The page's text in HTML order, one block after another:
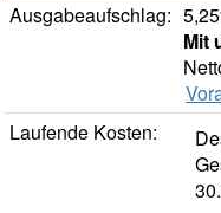
Ausgabeaufschlag:
Mit
Laufende Kosten: